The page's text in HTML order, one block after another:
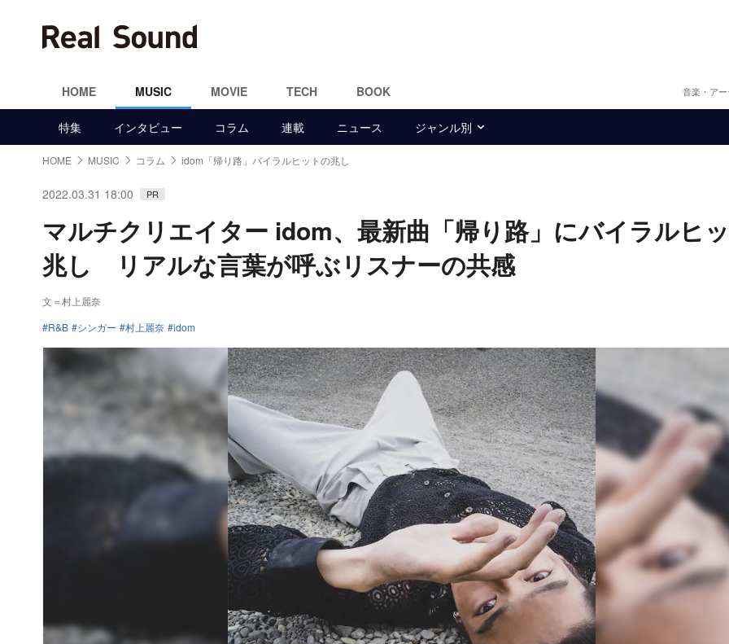
HOME MUSIC MOVIE TECH BOOK 音楽・ア
特集 インタビュー コラム 連載 ニュース ジャンル別
HOME MUSIC コラム idom「帰り路」バイラルヒットの兆し
2022.03.31 18:00 PR
マルチクリエイター idom、最新曲「帰り路」にバイラルヒ
兆し リアルな言葉が呼ぶリスナーの共感
文＝村上麗奈
R&B
シンガー 村上麗奈 idom